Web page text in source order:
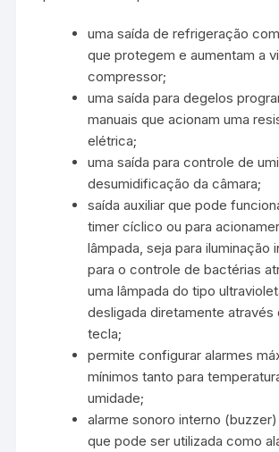
uma saída de refrigeração
que protegem e aumentam a
compressor;
uma saída para degelos
manuais que acionam uma
elétrica;
uma saída para controle de
desumidificação da câmara;
saída auxiliar que pode
timer cíclico ou para
lâmpada, seja para iluminação
para o controle de bactérias
uma lâmpada do tipo
desligada diretamente através
tecla;
permite configurar alarmes
mínimos tanto para
umidade;
alarme sonoro interno
que pode ser utilizada como